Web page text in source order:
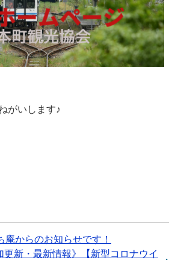
がいします♪
庵からのお知らせです！
更新・最新情報》【新型コロナウイ